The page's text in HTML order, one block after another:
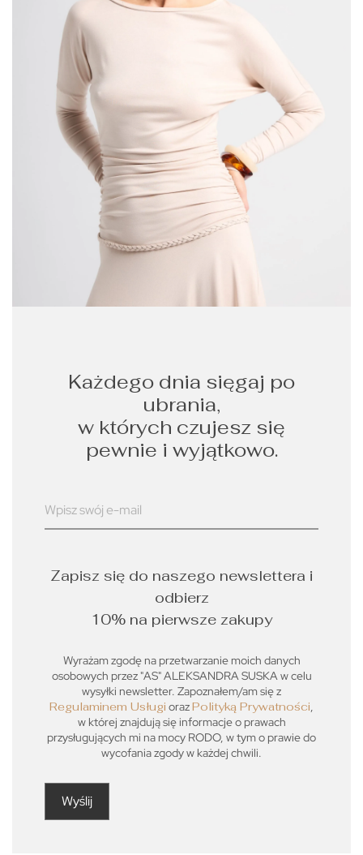
Każdego dnia sięgaj po
ubrania,
w których czujesz się
pewnie i wyjątkowo.
Zapisz się do naszego newslettera i
odbierz
10% na pierwsze zakupy
Wyrażam zgodę na przetwarzanie moich danych
osobowych przez "AS" ALEKSANDRA SUSKA w celu
wysyłki newsletter. Zapoznałem/am się z
Regulaminem Usługi orazPolityką Prywatności,
w której znajdują się informacje o prawach
przysługujących mi na mocy RODO, w tym o prawie do
wycofania zgody w każdej chwili.